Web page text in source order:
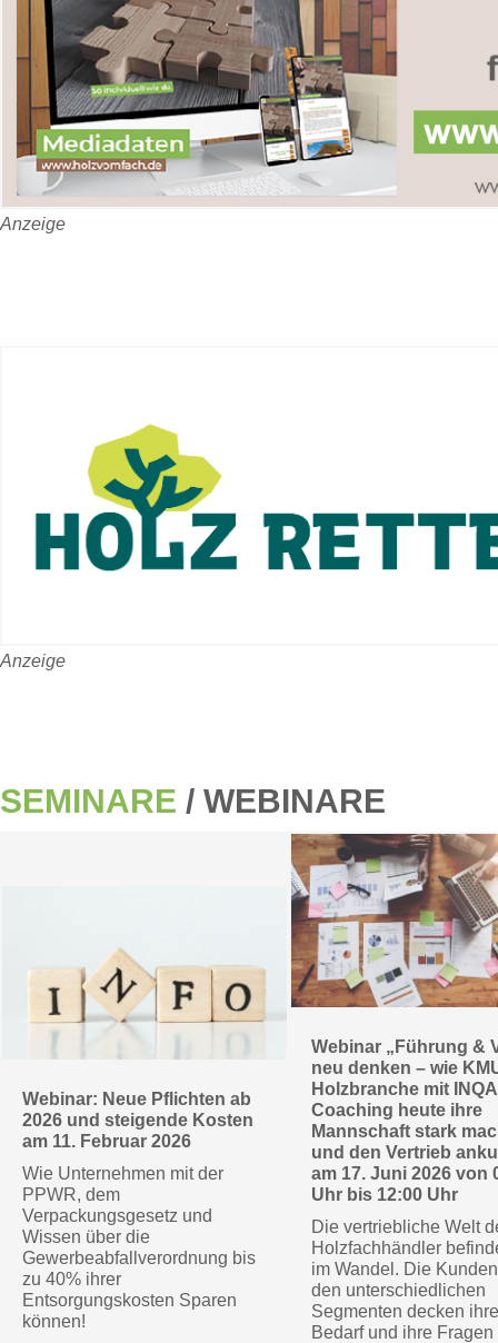
Anzeige
Anzeige
SEMINARE / WEBINARE
Webinar: Neue Pflichten ab
2026 und steigende Kosten
am 11. Februar 2026
Wie Unternehmen mit der
PPWR, dem
Verpackungsgesetz und
Wissen über die
Gewerbeabfallverordnung bis
zu 40% ihrer
Entsorgungskosten Sparen
können!
Webinar „Führung &
neu denken – wie
Holzbranche mit
Coaching heute ihre
Mannschaft stark
und den Vertrieb
am 17. Juni 2026 von
Uhr bis 12:00 Uhr
Die vertriebliche Welt
Holzfachhändler
im Wandel. Die
den unterschiedlichen
Segmenten decken
Bedarf und ihre Fragen